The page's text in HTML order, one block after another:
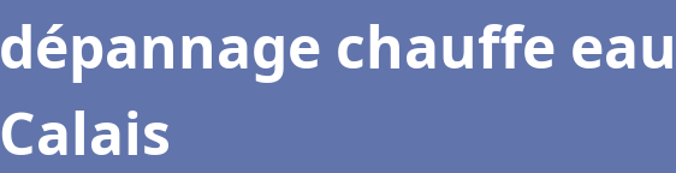
dépannage chauffe eau
Calais